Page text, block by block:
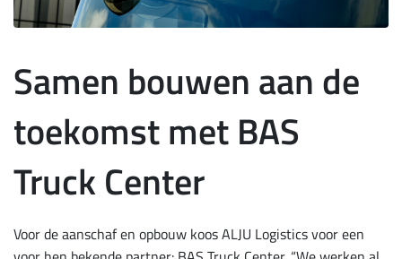
Samen bouwen aan de
toekomst met BAS
Truck Center
Voor de aanschaf en opbouw koos ALJU Logistics voor een